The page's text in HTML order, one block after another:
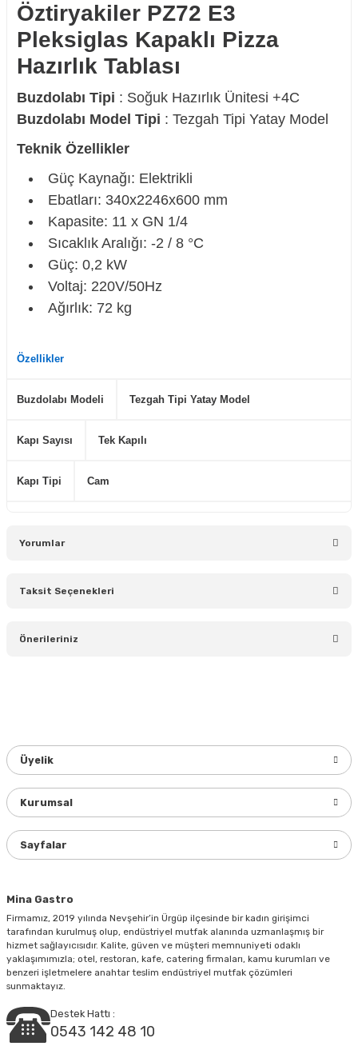
Öztiryakiler PZ72 E3
Pleksiglas Kapaklı Pizza
Hazırlık Tablası
Buzdolabı Tipi : Soğuk Hazırlık Ünitesi +4C
Buzdolabı Model Tipi : Tezgah Tipi Yatay Model
Teknik Özellikler
Güç Kaynağı: Elektrikli
Ebatları: 340x2246x600 mm
Kapasite: 11 x GN 1/4
Sıcaklık Aralığı: -2 / 8 °C
Güç: 0,2 kW
Voltaj: 220V/50Hz
Ağırlık: 72 kg
Özellikler
Buzdolabı Modeli Tezgah Tipi Yatay Model
Kapı Sayısı Tek Kapılı
Kapı Tipi Cam
Yorumlar
Taksit Seçenekleri
Önerileriniz
Ürün bilgilerinde hatalar bulunuyor.
Bu ürüne benzer farklı alternatifler olmalı.
Gönder
Mina Gastro
Firmamız, 2019 yılında Nevşehir’in Ürgüp ilçesinde bir kadın girişimci
tarafından kurulmuş olup, endüstriyel mutfak alanında uzmanlaşmış bir
hizmet sağlayıcısıdır. Kalite, güven ve müşteri memnuniyeti odaklı
yaklaşımımızla; otel, restoran, kafe, catering firmaları, kamu kurumları ve
benzeri işletmelere anahtar teslim endüstriyel mutfak çözümleri
sunmaktayız.
Destek Hattı :
0543 142 48 10
Üyelik
Kurumsal
Sayfalar